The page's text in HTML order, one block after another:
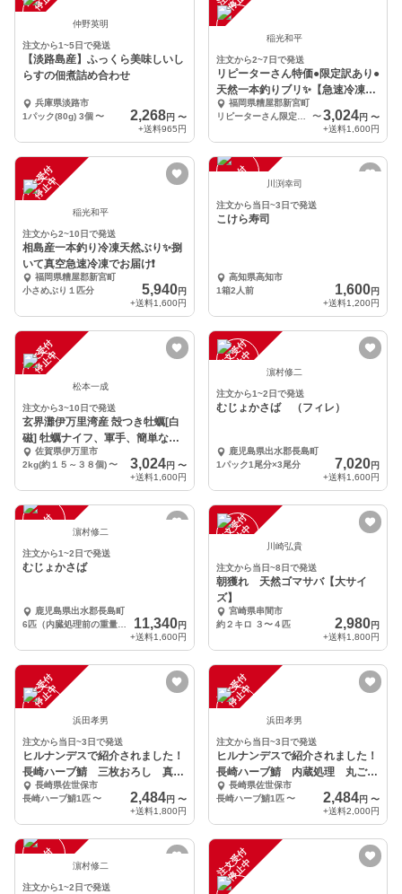
仲野英明
注文から1~5日で発送
【淡路島産】ふっくら美味しいし
らすの佃煮詰め合わせ
兵庫県淡路市
1パック(80g) 3個 〜 2,268円 〜
+送料965円
稲光和平
注文から2~7日で発送
リピーターさん特価●限定訳あり●
天然一本釣りブリ✨【急速冷凍】
福岡相島産
福岡県糟屋郡新宮町
リピーターさん限定 ぶり１匹分
〜3,024円 〜
+送料1,600円
注
文
受
付
停
止
中
稲光和平
注文から2~10日で発送
相島産一本釣り冷凍天然ぶり✨捌
いて真空急速冷凍でお届け❗
福岡県糟屋郡新宮町
小さめぶり１匹分
5,940円
+送料1,600円
注
文
受
付
停
止 川渕幸司
注文から当日~3日で発送
こけら寿司
高知県高知市
1箱2人前
1,600円
+送料1,200円
注
文
受
付
停
止
中
松本一成
注文から3~10日で発送
玄界灘伊万里湾産 殻つき牡蠣[白
磁] 牡蠣ナイフ、軍手、簡単なレ
シピセット
佐賀県伊万里市
2kg(約１５～３８個)〜 3,024円 〜
+送料1,600円
注
文
受
付
停
止
中 濵村修二
注文から1~2日で発送
むじょかさば （フィレ）
鹿児島県出水郡長島町
1パック1尾分×3尾分
7,020円
+送料1,600円
注
文
受
付
停
止 濵村修二
注文から1~2日で発送
むじょかさば
鹿児島県出水郡長島町
11,340円
+送料1,600円
注
文
受
付
停
止
中 川崎弘貴
注文から当日~8日で発送
朝獲れ 天然ゴマサバ【大サイ
ズ】
宮崎県串間市
約２キロ ３〜４匹
2,980円
+送料1,800円
注
文
受
付
停
止
中
浜田孝男
注文から当日~3日で発送
ヒルナンデスで紹介されました！
長崎ハーブ鯖 三枚おろし 真空
パック
長崎県佐世保市
長崎ハーブ鯖1匹〜 2,484円 〜
+送料1,800円
注
文
受
付
停
止
中
浜田孝男
注文から当日~3日で発送
ヒルナンデスで紹介されました！
長崎ハーブ鯖 内蔵処理 丸ごと
1匹長崎県佐世保市
長崎ハーブ鯖1匹 〜 2,484円 〜
+送料2,000円
注
文
受
付
停
止 濵村修二
注文から1~2日で発送
注
文
受
付
停
止
中